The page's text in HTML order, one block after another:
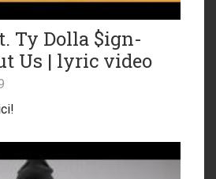
Ty Dolla $ign-
Us | lyric video